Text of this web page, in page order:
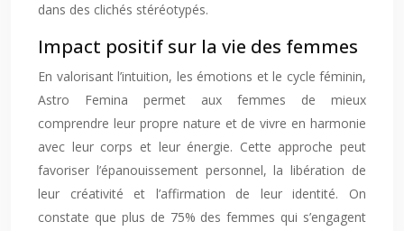
dans des clichés stéréotypés.
Impact positif sur la vie des femmes
En valorisant l’intuition, les émotions et le cycle féminin,
Astro Femina permet aux femmes de mieux
comprendre leur propre nature et de vivre en harmonie
avec leur corps et leur énergie. Cette approche peut
favoriser l’épanouissement personnel, la libération de
leur créativité et l’affirmation de leur identité. On
constate que plus de 75% des femmes qui s’engagent